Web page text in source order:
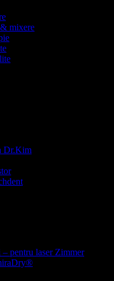
mixere
Dr.Kim
– pentru laser Zimmer